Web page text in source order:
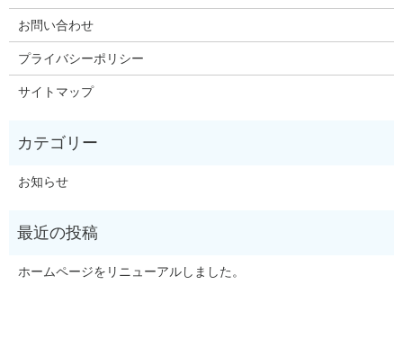
お問い合わせ
プライバシーポリシー
サイトマップ
お知らせ
ホームページをリニューアルしました。